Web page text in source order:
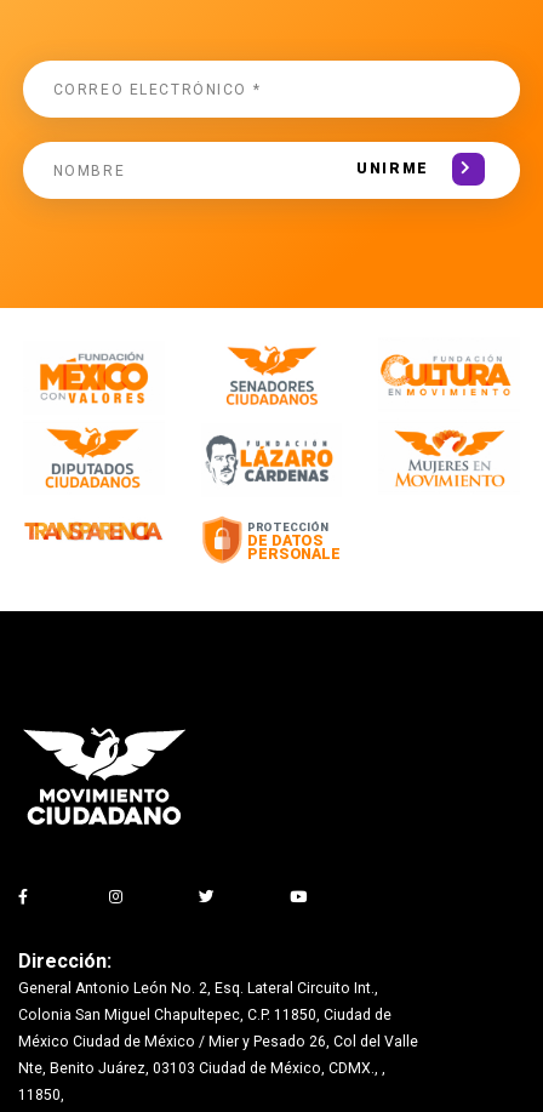
UNIRME
Dirección:
General Antonio León No. 2, Esq. Lateral Circuito Int.,
Colonia San Miguel Chapultepec, C.P. 11850, Ciudad de
México Ciudad de México / Mier y Pesado 26, Col del Valle
Nte, Benito Juárez, 03103 Ciudad de México, CDMX., ,
11850,